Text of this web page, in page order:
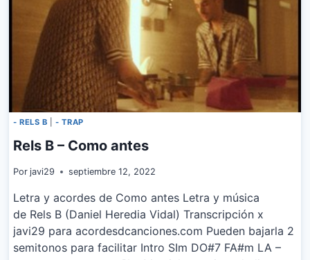
- RELS B |- TRAP
Rels B – Como antes
Por javi29 septiembre 12, 2022
Letra y acordes de Como antes Letra y música
de Rels B (Daniel Heredia Vidal) Transcripción x
javi29 para acordesdcanciones.com Pueden bajarla 2
semitonos para facilitar Intro SIm DO#7 FA#m LA –